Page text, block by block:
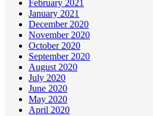
February 2021
January 2021
December 2020
November 2020
October 2020
September 2020
August 2020
July 2020
June 2020
May 2020
April 2020